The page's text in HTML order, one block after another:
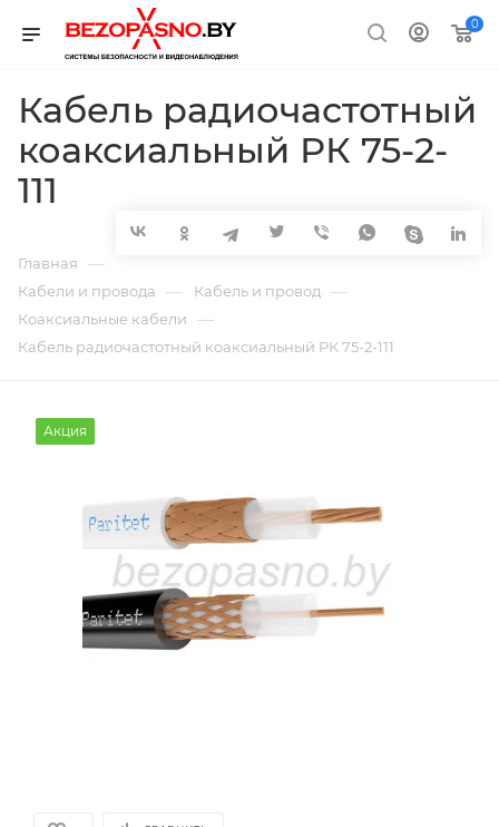
0
Кабель радиочастотный
коаксиальный РК 75-2-
111
Главная —
Кабели и провода — Кабель и провод —
Коаксиальные кабели —
Кабель радиочастотный коаксиальный РК 75-2-111
Акция